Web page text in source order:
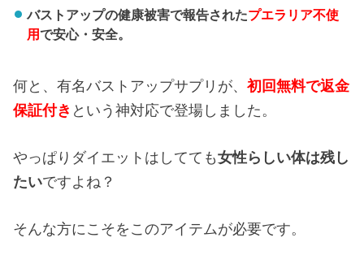
バストアップの健康被害で報告されたプエラリア不使
用で安心・安全。
何と、有名バストアップサプリが、初回無料で返金
保証付き という神対応で登場しました。
やっぱりダイエットはしてても女性らしい体は残し
たいですよね？
そんな方にこそをこのアイテムが必要です。